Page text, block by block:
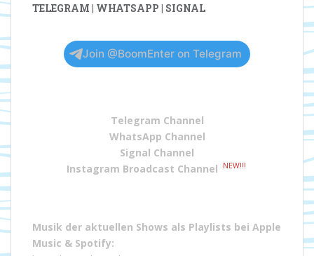
TELEGRAM | WHATSAPP | SIGNAL
Join @BoomEnter on Telegram
Telegram Channel
WhatsApp Channel
Signal Channel
Instagram Broadcast Channel
NEW!!!
Musik der aktuellen Shows als Playlists bei Apple
Music & Spotify: